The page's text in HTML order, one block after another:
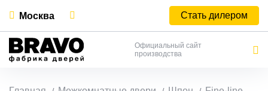
Москва Стать дилером
Официальный сайт
производства